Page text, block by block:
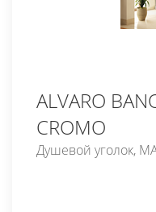
ALVARO
CROMO
Душевой уголок,